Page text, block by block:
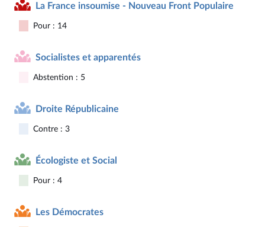
La France insoumise - Nouveau Front Populaire
Pour : 14
Socialistes et apparentés
Abstention : 5
Droite Républicaine
Contre : 3
Écologiste et Social
Pour : 4
Les Démocrates